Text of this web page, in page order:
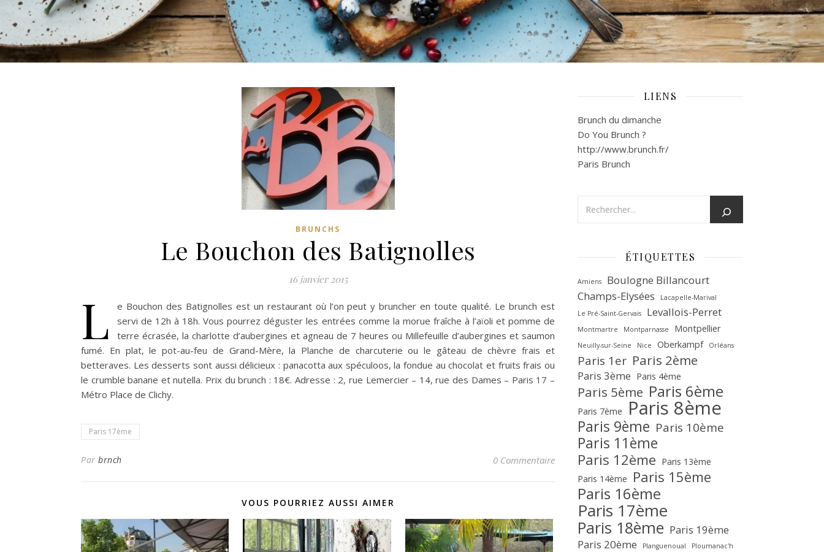
BRUNCHS
Le Bouchon des Batignolles
16 janvier 2015
L
e Bouchon des Batignolles est un restaurant où l’on peut y bruncher en toute qualité. Le brunch est
servi de 12h à 18h. Vous pourrez déguster les entrées comme la morue fraîche à l’aïoli et pomme de
terre écrasée, la charlotte d’aubergines et agneau de 7 heures ou Millefeuille d’aubergines et saumon
fumé. En plat, le pot-au-feu de Grand-Mère, la Planche de charcuterie ou le gâteau de chèvre frais et
betteraves. Les desserts sont aussi délicieux : panacotta aux spéculoos, la fondue au chocolat et fruits frais ou
le crumble banane et nutella. Prix du brunch : 18€. Adresse : 2, rue Lemercier – 14, rue des Dames – Paris 17 –
Métro Place de Clichy.
Paris 17ème
Par brnch 0 Commentaire
VOUS POURRIEZ AUSSI AIMER
LIENS
Brunch du dimanche
Do You Brunch ?
http://www.brunch.fr/
Paris Brunch
ÉTIQUETTES
Amiens
Boulogne Billancourt
Champs-Elysées
Lacapelle-Marival
Le Pré-Saint-Gervais
Levallois-Perret
Montmartre Montparnasse Montpellier
Neuilly-sur-Seine Nice Oberkampf Orléans
Paris 1er Paris 2ème
Paris 3ème Paris 4ème
Paris 5ème Paris 6ème
Paris 7ème Paris 8ème
Paris 9ème Paris 10ème
Paris 11ème
Paris 12ème Paris 13ème
Paris 14ème
Paris 15ème
Paris 16ème
Paris 17ème
Paris 18ème Paris 19ème
Paris 20ème
Planguenoual
Ploumanac'h